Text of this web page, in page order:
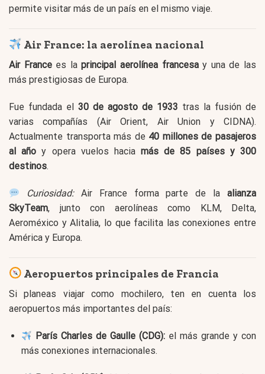
permite visitar más de un país en el mismo viaje.
Air France: la aerolínea nacional
Air Francees laprincipal aerolínea francesay una de las
más prestigiosas de Europa.
Fue fundada el 30 de agosto de 1933 tras la fusión de
varias compañías (Air Orient, Air Union y CIDNA).
Actualmente transporta más de 40 millones de pasajeros
al año y opera vuelos haciamás de 85 países y 300
destinos.
Curiosidad:Air France forma parte de laalianza
SkyTeam, junto con aerolíneas como KLM, Delta,
Aeroméxico y Alitalia, lo que facilita las conexiones entre
América y Europa.
Aeropuertos principales de Francia
Si planeas viajar como mochilero, ten en cuenta los
aeropuertos más importantes del país:
París Charles de Gaulle (CDG): el más grande y con
más conexiones internacionales.